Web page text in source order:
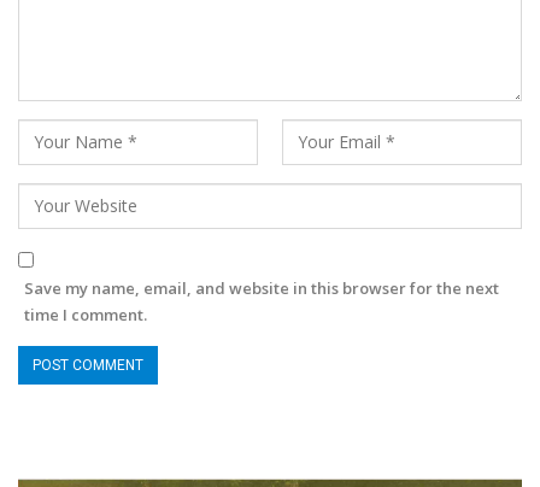
Save my name, email, and website in this browser for the next
time I comment.